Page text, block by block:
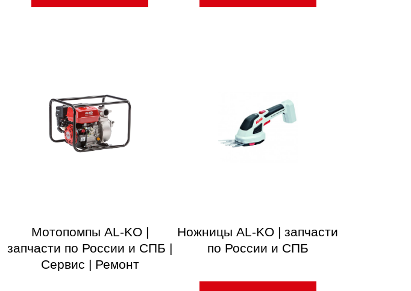
Мотопомпы AL-KO |
запчасти по России и СПБ |
Сервис | Ремонт
Ножницы AL-KO | запчасти
по России и СПБ